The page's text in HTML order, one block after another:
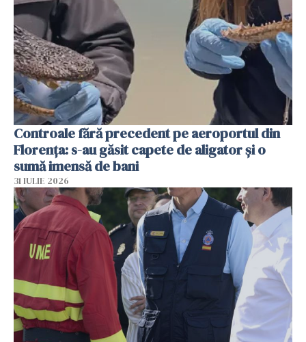
Controale fără precedent pe aeroportul din
Florența: s-au găsit capete de aligator și o
sumă imensă de bani
31 IULIE 2026